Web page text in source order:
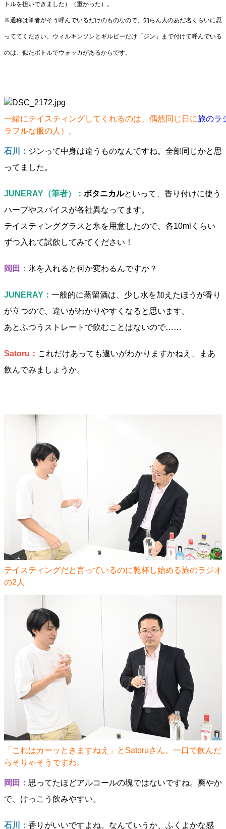
トルを担いできました）（重かった）。
※通称は筆者がそう呼んでいるだけのものなので、知らん人のあだ名くらいに思
っててください。ウィルキンソンとギルビーだけ「ジン」まで付けて呼んでいる
のは、似たボトルでウォッカがあるからです。
一緒にテイスティングしてくれるのは、偶然同じ日に旅のラ
ラフルな服の人）。
石川： ジンって中身は違うものなんですね。全部同じかと思
ってました。
JUNERAY（筆者）： ボタニカルといって、香り付けに使う
ハーブやスパイスが各社異なってます。
テイスティンググラスと氷を用意したので、各10mlくらい
ずつ入れて試飲してみてください！
岡田： 氷を入れると何か変わるんですか？
JUNERAY： 一般的に蒸留酒は、少し水を加えたほうが香り
が立つので、違いがわかりやすくなると思います。
あとふつうストレートで飲むことはないので……
Satoru： これだけあっても違いがわかりますかねえ、まあ
飲んでみましょうか。
テイスティングだと言っているのに乾杯し始める旅のラジオ
の2人
「これはカーッときますねえ」とSatoruさん。一口で飲んだ
らそりゃそうですわ。
岡田： 思ってたほどアルコールの塊ではないですね。爽やか
で、けっこう飲みやすい。
石川： 香りがいいですよね。なんていうか、ふくよかな感